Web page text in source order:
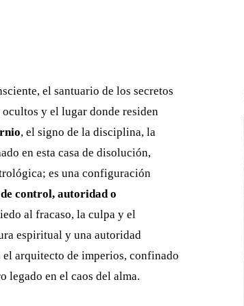
el santuario de los secretos
ocultos y el lugar donde residen
, el signo de la disciplina, la
en esta casa de disolución,
es una configuración
control, autoridad o
al fracaso, la culpa y el
espiritual y una autoridad
arquitecto de imperios, confinado
legado en el caos del alma.